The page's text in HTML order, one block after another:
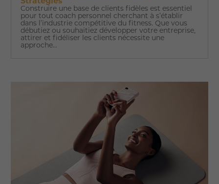
Construire une base de clients fidèles est essentiel
pour tout coach personnel cherchant à s’établir
dans l’industrie compétitive du fitness. Que vous
débutiez ou souhaitiez développer votre entreprise,
attirer et fidéliser les clients nécessite une
approche...